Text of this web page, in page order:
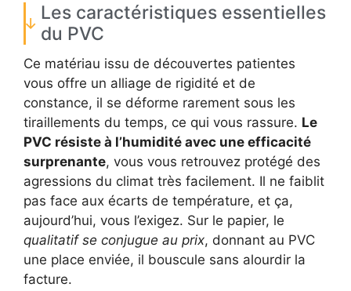
Les caractéristiques essentielles
du PVC
Ce matériau issu de découvertes patientes
vous offre un alliage de rigidité et de
constance, il se déforme rarement sous les
tiraillements du temps, ce qui vous rassure. Le
PVC résiste à l’humidité avec une efficacité
surprenante, vous vous retrouvez protégé des
agressions du climat très facilement. Il ne faiblit
pas face aux écarts de température, et ça,
aujourd’hui, vous l’exigez. Sur le papier, le
qualitatif se conjugue au prix, donnant au PVC
une place enviée, il bouscule sans alourdir la
facture.